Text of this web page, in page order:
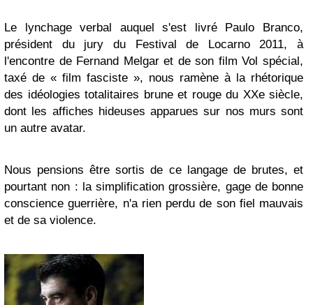
Le lynchage verbal auquel s'est livré Paulo Branco,
président du jury du Festival de Locarno 2011, à
l'encontre de Fernand Melgar et de son film Vol spécial,
taxé de « film fasciste », nous ramène à la rhétorique
des idéologies totalitaires brune et rouge du XXe siècle,
dont les affiches hideuses apparues sur nos murs sont
un autre avatar.
Nous pensions être sortis de ce langage de brutes, et
pourtant non : la simplification grossière, gage de bonne
conscience guerrière, n'a rien perdu de son fiel mauvais
et de sa violence.